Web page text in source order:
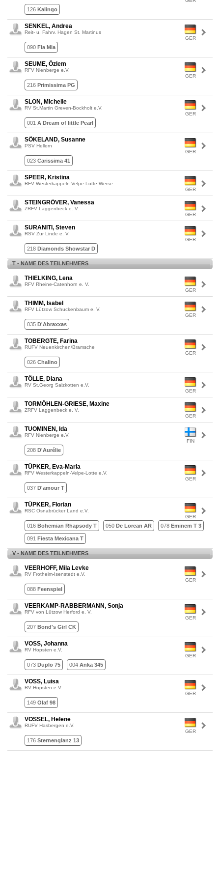
126 Kalingo
GER
SENKEL, Andrea
Reit- u. Fahrv. Hagen St. Martinus
090 Fia Mia
GER
SEUME, Özlem
RFV Nienberge e.V.
216 Primissima PG
GER
SLON, Michelle
RV St.Martin Greven-Bockholt e.V.
001 A Dream of little Pearl
GER
SÖKELAND, Susanne
PSV Hellern
023 Carissima 41
GER
SPEER, Kristina
RFV Westerkappeln-Velpe-Lotte-Werse
GER
STEINGRÖVER, Vanessa
ZRFV Laggenbeck e. V.
GER
SURANITI, Steven
RSV Zur Linde e. V.
218 Diamonds Showstar D
T - NAME DES TEILNEHMERS
GER
THIELKING, Lena
RFV Rheine-Catenhorn e. V.
GER
THIMM, Isabel
RFV Lützow Schuckenbaum e. V.
035 D'Abraxxas
GER
TOBERGTE, Farina
RUFV Neuenkirchen/Bramsche
026 Chalino
GER
TÖLLE, Diana
RV St.Georg Salzkotten e.V.
GER
TORMÖHLEN-GRIESE, Maxine
ZRFV Laggenbeck e. V.
FIN
TUOMINEN, Ida
RFV Nienberge e.V.
208 D'Aurélie
GER
TÜPKER, Eva-Maria
RFV Westerkappeln-Velpe-Lotte e.V.
037 D'amour T
GER
TÜPKER, Florian
RSC Osnabrücker Land e.V.
016 Bohemian Rhapsody T 050 De Lorean AR 078 Eminem T 3
091 Fiesta Mexicana T
V - NAME DES TEILNEHMERS
GER
VEERHOFF, Mila Levke
RV Frotheim-Isenstedt e.V.
088 Feenspiel
GER
VEERKAMP-RABBERMANN, Sonja
RFV von Lützow Herford e. V.
207 Bond's Girl CK
GER
VOSS, Johanna
RV Hopsten e.V.
073 Duplo 75 004 Anka 345
GER
VOSS, Luisa
RV Hopsten e.V.
149 Olaf 98
GER
VOSSEL, Helene
RUFV Hasbergen e.V.
176 Sternenglanz 13